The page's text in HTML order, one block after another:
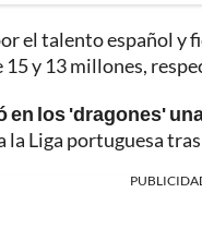
el talento español y
y 13 millones,
en los 'dragones'
la Liga portuguesa